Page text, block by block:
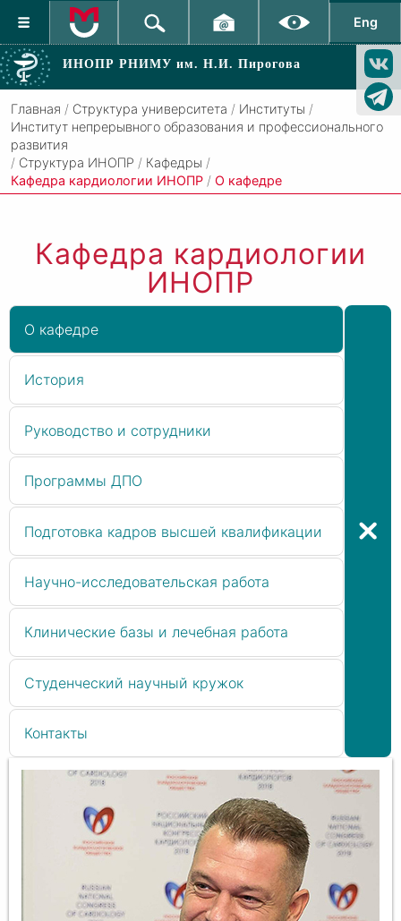
Eng
ИНОПР РНИМУ им. Н.И. Пирогова
Главная / Структура университета / Институты /
Институт непрерывного образования и профессионального
развития
/ Структура ИНОПР / Кафедры /
Кафедра кардиологии ИНОПР / О кафедре
Кафедра кардиологии
ИНОПР
О кафедре
История
Руководство и сотрудники
Программы ДПО
Подготовка кадров высшей квалификации
Научно-исследовательская работа
Клинические базы и лечебная работа
Студенческий научный кружок
Контакты